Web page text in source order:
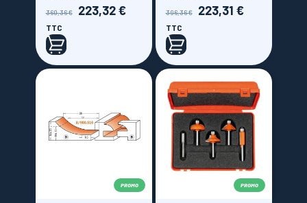
Prix
de
base
360,36 € Prix
223,32 €
TTC
Prix
de
base
396,36 € Prix
223,31 €
TTC
PROMO PROMO